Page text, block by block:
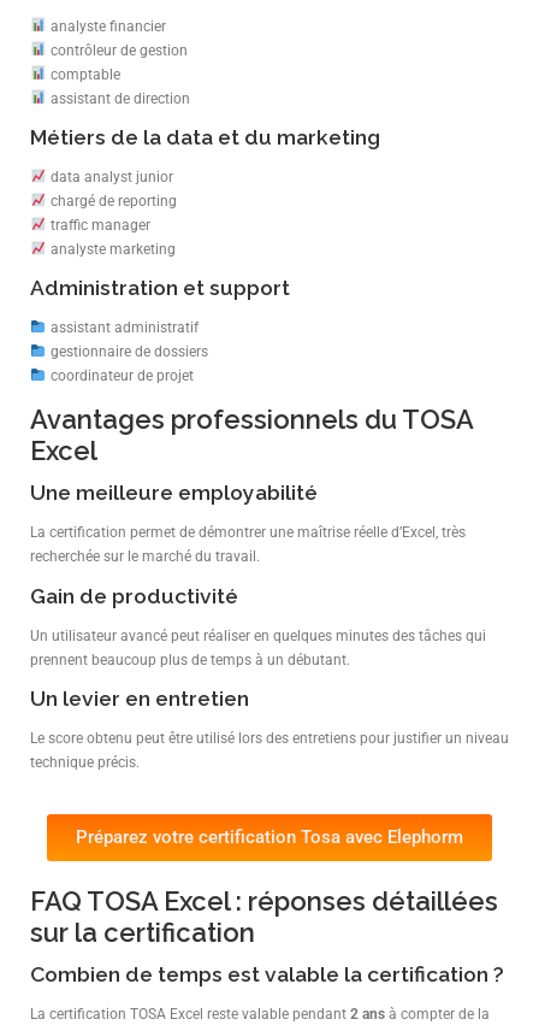
analyste financier
contrôleur de gestion
comptable
assistant de direction
Métiers de la data et du marketing
data analyst junior
chargé de reporting
traffic manager
analyste marketing
Administration et support
assistant administratif
gestionnaire de dossiers
coordinateur de projet
Avantages professionnels du TOSA
Excel
Une meilleure employabilité
La certification permet de démontrer une maîtrise réelle d’Excel, très
recherchée sur le marché du travail.
Gain de productivité
Un utilisateur avancé peut réaliser en quelques minutes des tâches qui
prennent beaucoup plus de temps à un débutant.
Un levier en entretien
Le score obtenu peut être utilisé lors des entretiens pour justifier un niveau
technique précis.
Préparez votre certification Tosa avec Elephorm
FAQ TOSA Excel : réponses détaillées
sur la certification
Combien de temps est valable la certification ?
La certification TOSA Excel reste valable pendant 2 ans à compter de la